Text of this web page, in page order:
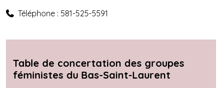
 Téléphone : 581-525-5591
Table de concertation des groupes
féministes du Bas-Saint-Laurent